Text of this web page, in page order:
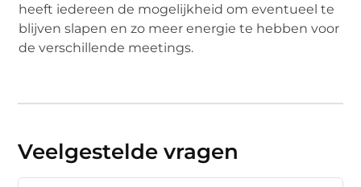
heeft iedereen de mogelijkheid om eventueel te
blijven slapen en zo meer energie te hebben voor
de verschillende meetings.
Veelgestelde vragen